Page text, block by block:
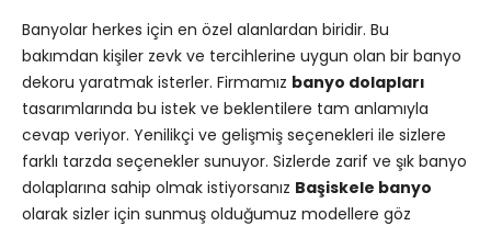
Banyolar herkes için en özel alanlardan biridir. Bu
bakımdan kişiler zevk ve tercihlerine uygun olan bir banyo
dekoru yaratmak isterler. Firmamız banyo dolapları
tasarımlarında bu istek ve beklentilere tam anlamıyla
cevap veriyor. Yenilikçi ve gelişmiş seçenekleri ile sizlere
farklı tarzda seçenekler sunuyor. Sizlerde zarif ve şık banyo
dolaplarına sahip olmak istiyorsanız Başiskele banyo
olarak sizler için sunmuş olduğumuz modellere göz